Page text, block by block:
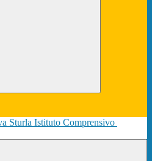
Istituto Comprensivo